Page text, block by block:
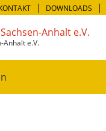
DOWNLOADS
Anhalt e.V.